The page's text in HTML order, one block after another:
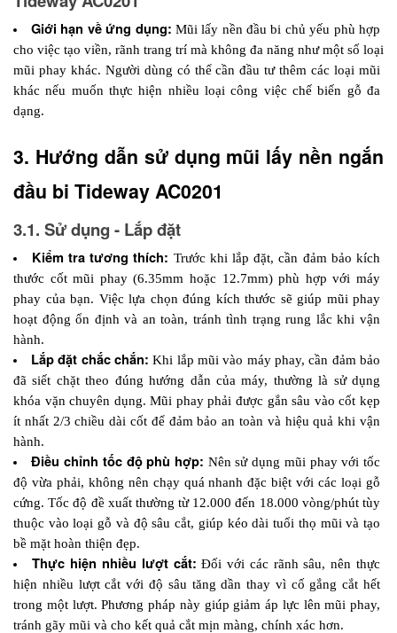
Giới hạn về ứng dụng: Mũi lấy nền đầu bi chủ yếu phù hợp
cho việc tạo viền, rãnh trang trí mà không đa năng như một số loại
mũi phay khác. Người dùng có thể cần đầu tư thêm các loại mũi
khác nếu muốn thực hiện nhiều loại công việc chế biến gỗ đa
dạng.
3. Hướng dẫn sử dụng mũi lấy nền ngắn
đầu bi Tideway AC0201
3.1. Sử dụng - Lắp đặt
Kiểm tra tương thích: Trước khi lắp đặt, cần đảm bảo kích
thước cốt mũi phay (6.35mm hoặc 12.7mm) phù hợp với máy
phay của bạn. Việc lựa chọn đúng kích thước sẽ giúp mũi phay
hoạt động ổn định và an toàn, tránh tình trạng rung lắc khi vận
hành.
Lắp đặt chắc chắn: Khi lắp mũi vào máy phay, cần đảm bảo
đã siết chặt theo đúng hướng dẫn của máy, thường là sử dụng
khóa vặn chuyên dụng. Mũi phay phải được gắn sâu vào cốt kẹp
ít nhất 2/3 chiều dài cốt để đảm bảo an toàn và hiệu quả khi vận
hành.
Điều chỉnh tốc độ phù hợp: Nên sử dụng mũi phay với tốc
độ vừa phải, không nên chạy quá nhanh đặc biệt với các loại gỗ
cứng. Tốc độ đề xuất thường từ 12.000 đến 18.000 vòng/phút tùy
thuộc vào loại gỗ và độ sâu cắt, giúp kéo dài tuổi thọ mũi và tạo
bề mặt hoàn thiện đẹp.
Thực hiện nhiều lượt cắt: Đối với các rãnh sâu, nên thực
hiện nhiều lượt cắt với độ sâu tăng dần thay vì cố gắng cắt hết
trong một lượt. Phương pháp này giúp giảm áp lực lên mũi phay,
tránh gãy mũi và cho kết quả cắt mịn màng, chính xác hơn.